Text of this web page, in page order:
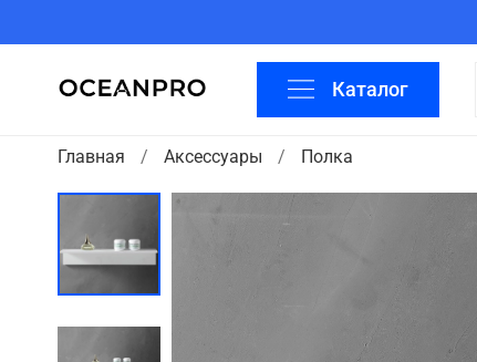
Каталог
Главная Аксессуары Полка